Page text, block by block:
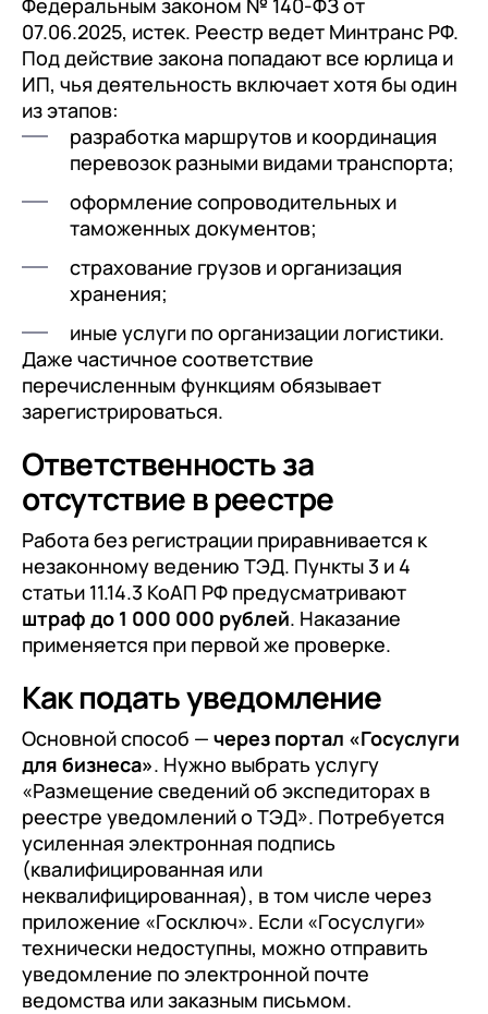
Федеральным законом № 140-ФЗ от
07.06.2025, истек. Реестр ведет Минтранс РФ.
Под действие закона попадают все юрлица и
ИП, чья деятельность включает хотя бы один
из этапов:
разработка маршрутов и координация
перевозок разными видами транспорта;
оформление сопроводительных и
таможенных документов;
страхование грузов и организация
хранения;
иные услуги по организации логистики.
Даже частичное соответствие
перечисленным функциям обязывает
зарегистрироваться.
Ответственность за
отсутствие в реестре
Работа без регистрации приравнивается к
незаконному ведению ТЭД. Пункты 3 и 4
статьи 11.14.3 КоАП РФ предусматривают
штраф до 1 000 000 рублей. Наказание
применяется при первой же проверке.
Как подать уведомление
Основной способ — через портал «Госуслуги
для бизнеса». Нужно выбрать услугу
«Размещение сведений об экспедиторах в
реестре уведомлений о ТЭД». Потребуется
усиленная электронная подпись
(квалифицированная или
неквалифицированная), в том числе через
приложение «Госключ». Если «Госуслуги»
технически недоступны, можно отправить
уведомление по электронной почте
ведомства или заказным письмом.
1С:CRM
Лицензии 1С
Сервисы 1С
1С-ЭДО
1С:Контрагент
1С:Фреш
Доки 1С